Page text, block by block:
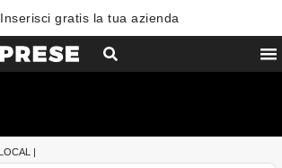
Inserisci gratis la tua azienda
LOCAL |